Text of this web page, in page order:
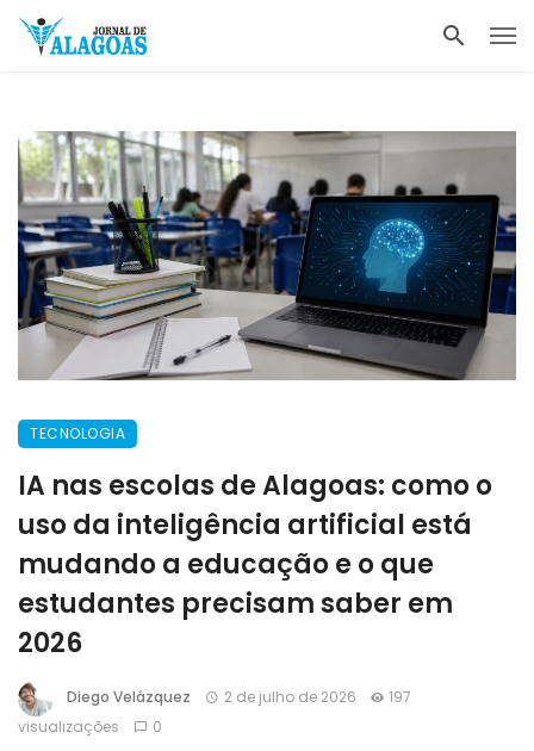
TECNOLOGIA
IA nas escolas de Alagoas: como o
uso da inteligência artificial está
mudando a educação e o que
estudantes precisam saber em
2026
Diego Velázquez 2 de julho de 2026
197
visualizações
0